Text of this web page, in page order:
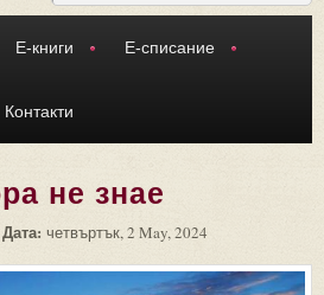
Е-книги Е-списание
Контакти
не знае
Дата: четвъртък, 2 May, 2024